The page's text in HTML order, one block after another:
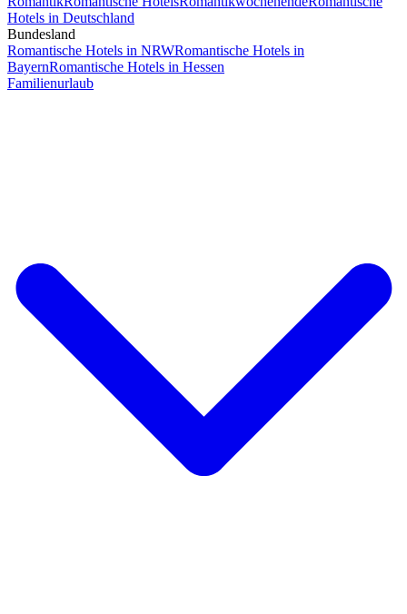
Hotels in Deutschland
Bundesland
Romantische Hotels in NRWRomantische Hotels in
BayernRomantische Hotels in Hessen
Familienurlaub